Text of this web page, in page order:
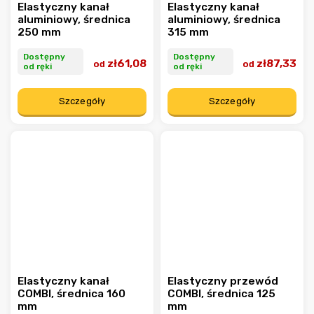
Elastyczny kanał
aluminiowy, średnica
250 mm
Dostępny
od ręki
od zł61,08
Szczegóły
Elastyczny kanał
aluminiowy, średnica
315 mm
Dostępny
od ręki
od zł87,33
Szczegóły
Elastyczny kanał
COMBI, średnica 160
mm
Elastyczny przewód
COMBI, średnica 125
mm